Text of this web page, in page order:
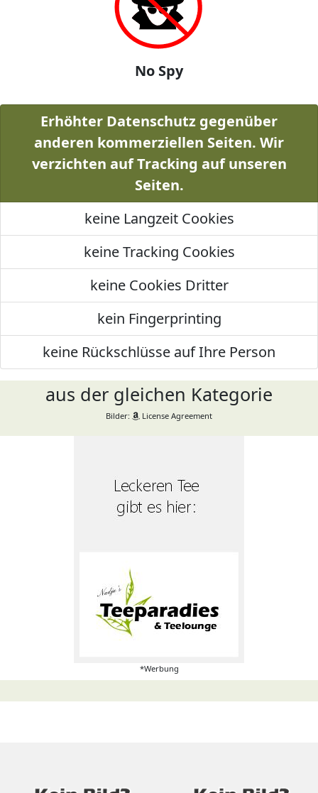
No Spy
Erhöhter Datenschutz gegenüber
anderen kommerziellen Seiten. Wir
verzichten auf Tracking auf unseren
Seiten.
keine Langzeit Cookies
keine Tracking Cookies
keine Cookies Dritter
kein Fingerprinting
keine Rückschlüsse auf Ihre Person
aus der gleichen Kategorie
Bilder: License Agreement
*Werbung